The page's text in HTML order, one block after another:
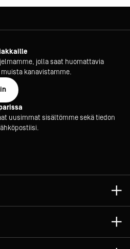
jolla saat huomattavia
kanavistamme.
uusimmat sisältömme sekä tiedon